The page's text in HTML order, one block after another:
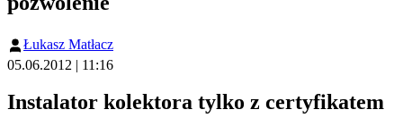
Łukasz Matłacz
05.06.2012 | 11:16
Instalator kolektora tylko z certyfikatem